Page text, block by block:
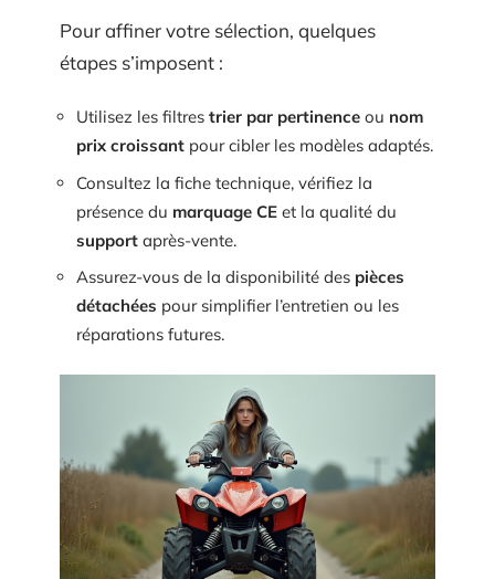
Pour affiner votre sélection, quelques
étapes s’imposent :
Utilisez les filtres trier par pertinence ou nom
prix croissant pour cibler les modèles adaptés.
Consultez la fiche technique, vérifiez la
présence du marquage CE et la qualité du
support après-vente.
Assurez-vous de la disponibilité des pièces
détachées pour simplifier l’entretien ou les
réparations futures.